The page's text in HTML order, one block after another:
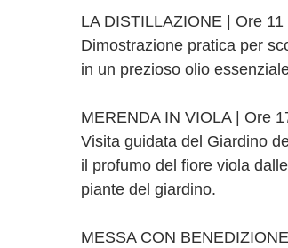
LA DISTILLAZIONE | Ore
Dimostrazione pratica per
in un prezioso olio
MERENDA IN VIOLA | Ore
Visita guidata del Giardino
il profumo del fiore viola
piante del giardino.
MESSA CON